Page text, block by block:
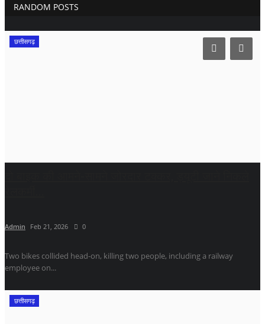
RANDOM POSTS
छत्तीसगढ़
Admin Feb 21, 2026 0
Two bikes collided head-on, killing two people, including a railway
employee on...
छत्तीसगढ़